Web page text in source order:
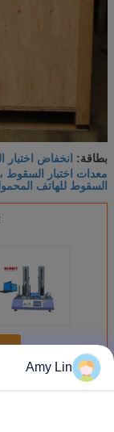
بطاقة: انخفاض اختبار
معدات اختبار السقوط ،
السقوط للهاتف
أكثرآلة اختبار
Amy Lin